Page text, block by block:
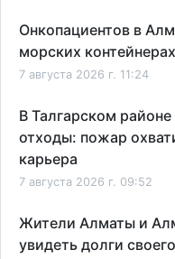
Онкопациентов в
морских контейнерах
7 августа 2026 г. 11:24
В Талгарском
отходы: пожар
карьера
7 августа 2026 г. 09:52
Жители Алматы и
увидеть долги